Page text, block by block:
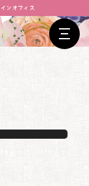
ンオフィス